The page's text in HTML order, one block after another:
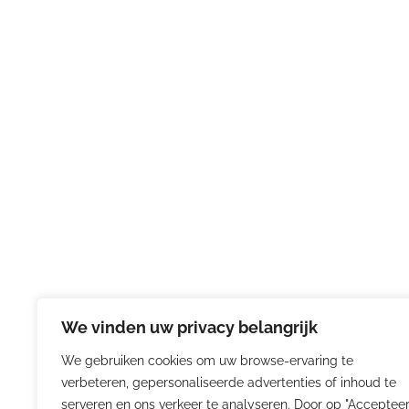
We vinden uw privacy belangrijk
We gebruiken cookies om uw browse-ervaring te
verbeteren, gepersonaliseerde advertenties of inhoud te
serveren en ons verkeer te analyseren. Door op "Accepteer